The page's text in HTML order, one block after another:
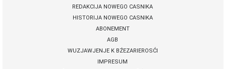
REDAKCIJA NOWEGO CASNIKA
HISTORIJA NOWEGO CASNIKA
ABONEMENT
AGB
WUZJAWJENJE K BŹEZARIEROSĆI
IMPRESUM